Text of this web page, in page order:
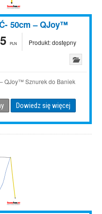
50cm – QJoy™
PLN Produkt:dostępny
QJoy™ Sznurek do Baniek
Dowiedz się więcej